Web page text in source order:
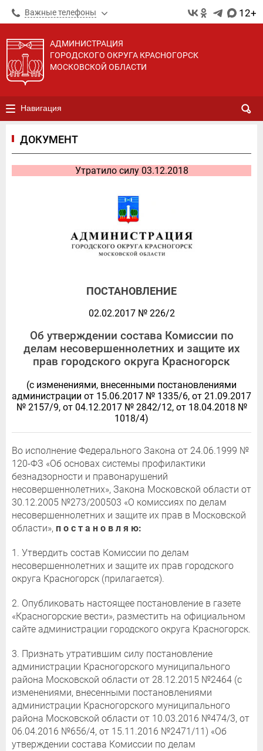
Важные телефоны 12+
АДМИНИСТРАЦИЯ
ГОРОДСКОГО ОКРУГА КРАСНОГОРСК
МОСКОВСКОЙ ОБЛАСТИ
Навигация
ДОКУМЕНТ
Утратило силу 03.12.2018
ПОСТАНОВЛЕНИЕ
02.02.2017 № 226/2
Об утверждении состава Комиссии по
делам несовершеннолетних и защите их
прав городского округа Красногорск
(с изменениями, внесенными постановлениями
администрации от 15.06.2017 № 1335/6, от 21.09.2017
№ 2157/9, от 04.12.2017 № 2842/12, от 18.04.2018 №
1018/4)
Во исполнение Федерального Закона от 24.06.1999 №
120-ФЗ «Об основах системы профилактики
безнадзорности и правонарушений
несовершеннолетних», Закона Московской области от
30.12.2005 №273/2005­03 «О комиссиях по делам
несовершеннолетних и защите их прав в Московской
области», п о с т а н о в л я ю:
1. Утвердить состав Комиссии по делам
несовершеннолетних и защите их прав городского
округа Красногорск (прилагается).
2. Опубликовать настоящее постановление в газете
«Красногорские вести», разместить на официальном
сайте администрации городского округа Красногорск.
3. Признать утратившим силу постановление
администрации Красногорского муниципального
района Московской области от 28.12.2015 №2464 (с
изменениями, внесенными постановлениями
администрации Красногорского муниципального
района Московской области от 10.03.2016 №474/3, от
06.04.2016 №656/4, от 15.11.2016 №2471/11) «Об
утверждении состава Комиссии по делам